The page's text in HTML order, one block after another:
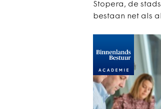
Stopera, de
bestaan net als